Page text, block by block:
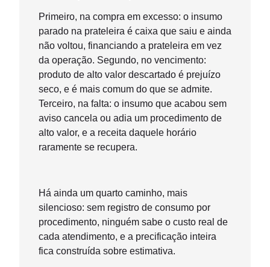
Primeiro, na compra em excesso: o insumo
parado na prateleira é caixa que saiu e ainda
não voltou, financiando a prateleira em vez
da operação. Segundo, no vencimento:
produto de alto valor descartado é prejuízo
seco, e é mais comum do que se admite.
Terceiro, na falta: o insumo que acabou sem
aviso cancela ou adia um procedimento de
alto valor, e a receita daquele horário
raramente se recupera.
Há ainda um quarto caminho, mais
silencioso: sem registro de consumo por
procedimento, ninguém sabe o custo real de
cada atendimento, e a precificação inteira
fica construída sobre estimativa.